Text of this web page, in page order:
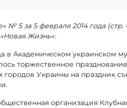
№ 5 за 5 февраля 2014 года
Жизнь»:
в Академическом украинском
торжественное
городов Украины на праздник
организация